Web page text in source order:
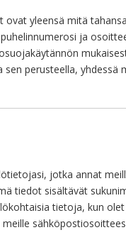
yleensä mitä
ja
perusteella, yhdessä
jotka annat
tiedot sisältävät
​​tietoja, kun